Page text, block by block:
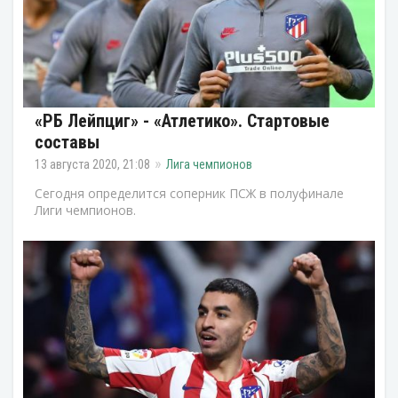
«РБ Лейпциг» - «Атлетико». Стартовые
составы
13 августа 2020, 21:08 Лига чемпионов
Сегодня определится соперник ПСЖ в полуфинале
Лиги чемпионов.